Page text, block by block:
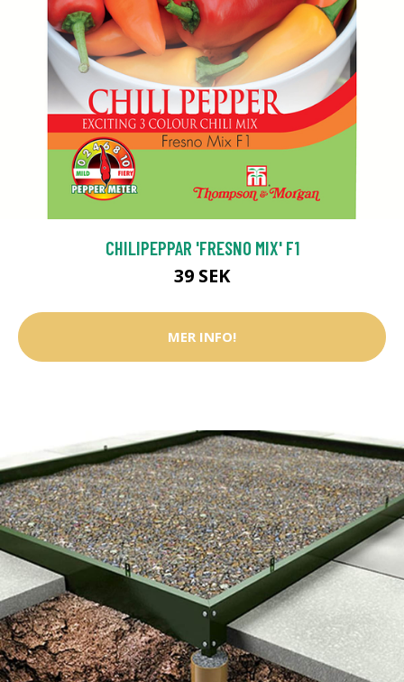
CHILIPEPPAR 'FRESNO MIX' F1
39 SEK
MER INFO!